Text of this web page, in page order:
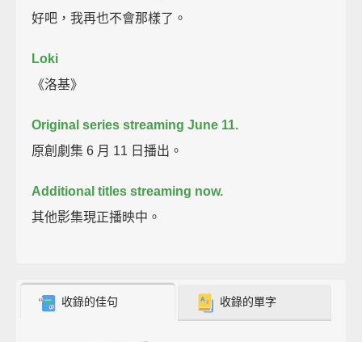
好吧，我再也不會那樣了。
Loki
《洛基》
Original series streaming June 11.
原創劇集 6 月 11 日播出。
Additional titles streaming now.
其他影集現正播映中。
收錄的佳句 收錄的單字